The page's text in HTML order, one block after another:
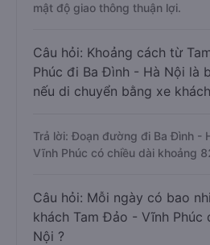
mật độ giao thông thuận lợi.
Câu hỏi: Khoảng cách từ
Phúc đi Ba Đình - Hà Nội là
nếu di chuyển bằng xe
Trả lời: Đoạn đường đi Ba Đình -
Vĩnh Phúc có chiều dài khoảng
Câu hỏi: Mỗi ngày có bao
khách Tam Đảo - Vĩnh Phúc
Nội ?